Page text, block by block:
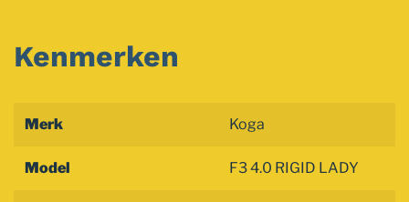
Kenmerken
Merk Koga
Model F3 4.0 RIGID LADY